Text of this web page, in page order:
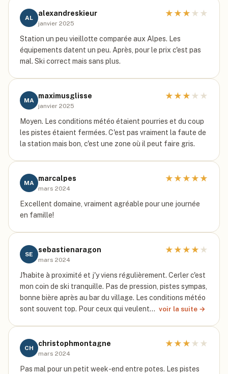
AL
alexandreskieur
janvier 2025
★ ★ ★ ★ ★
Station un peu vieillotte comparée aux Alpes. Les
équipements datent un peu. Après, pour le prix c'est pas
mal. Ski correct mais sans plus.
MA
maximusglisse
janvier 2025
★ ★ ★ ★ ★
Moyen. Les conditions météo étaient pourries et du coup
les pistes étaient fermées. C'est pas vraiment la faute de
la station mais bon, c'est une zone où il peut faire gris.
MA
marcalpes
mars 2024
★ ★ ★ ★ ★
Excellent domaine, vraiment agréable pour une journée
en famille!
SE
sebastienaragon
mars 2024
★ ★ ★ ★ ★
J'habite à proximité et j'y viens régulièrement. Cerler c'est
mon coin de ski tranquille. Pas de pression, pistes sympas,
bonne bière après au bar du village. Les conditions météo
sont souvent top. Pour ceux qui veulent… voir la suite →
CH
christophmontagne
mars 2024
★ ★ ★ ★ ★
Pas mal pour un petit week-end entre potes. Les pistes